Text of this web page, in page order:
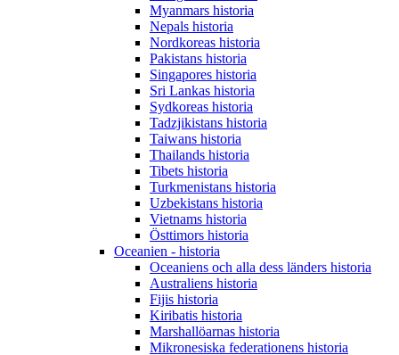
Myanmars historia
Nepals historia
Nordkoreas historia
Pakistans historia
Singapores historia
Sri Lankas historia
Sydkoreas historia
Tadzjikistans historia
Taiwans historia
Thailands historia
Tibets historia
Turkmenistans historia
Uzbekistans historia
Vietnams historia
Östtimors historia
Oceanien - historia
Oceaniens och alla dess länders historia
Australiens historia
Fijis historia
Kiribatis historia
Marshallöarnas historia
Mikronesiska federationens historia